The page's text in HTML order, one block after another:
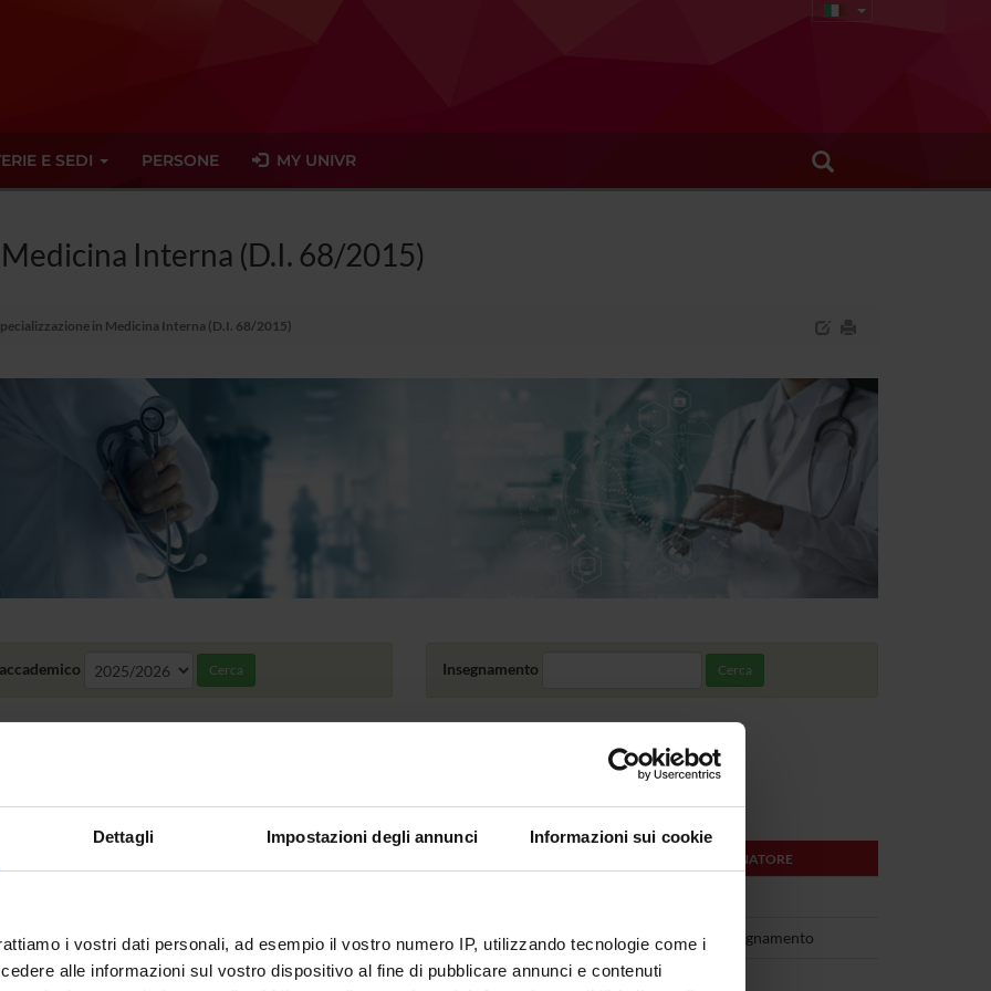
Dettagli Impostazioni degli annunci Informazioni sui cookie
i vostri dati personali, ad esempio il vostro numero IP, utilizzando tecnologie come i
alle informazioni sul vostro dispositivo al fine di pubblicare annunci e contenuti
E SEDI PERSONE MY UNIVR
Interna (D.I. 68/2015)
in Medicina Interna (D.I. 68/2015)
Cerca Insegnamento Cerca
DOCENTE O COORDINATORE
B Medicina interna 1 (discipline specifiche della tipologia ) Vedi pagina dell'insegnamento
A Microbiologia e microbiologia clinica Davide Gibellini